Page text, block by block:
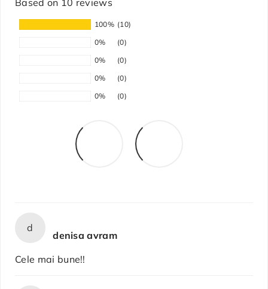
Based on 10 reviews
100% (10)
0%
(0)
0%
(0)
0%
(0)
0%
(0)
d
denisa avram
Cele mai bune!!